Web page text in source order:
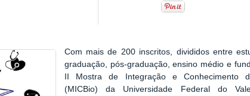
Com mais de 200 inscritos, divididos entre
graduação, pós-graduação, ensino médio e
II Mostra de Integração e Conhecimento
(MICBio) da Universidade Federal do